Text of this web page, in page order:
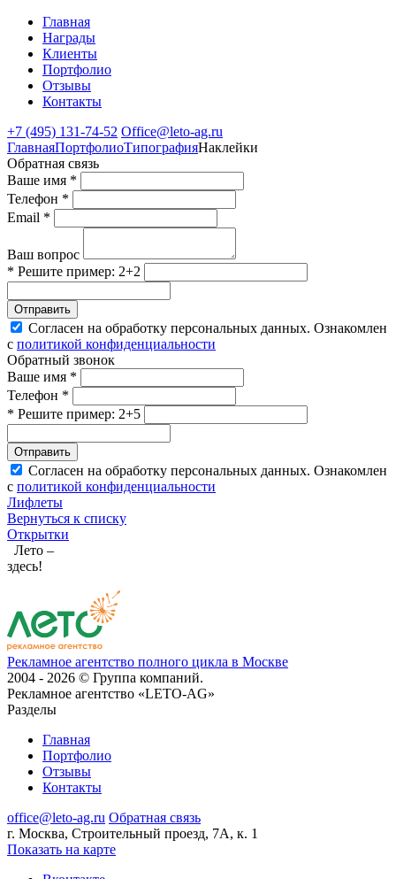
Главная
Награды
Клиенты
Портфолио
Отзывы
Контакты
+7 (495) 131-74-52 Office@leto-ag.ru
ГлавнаяПортфолиоТипографияНаклейки
Обратная связь
Ваше имя *
Телефон *
Email *
Ваш вопрос
* Решите пример: 2+2
Отправить
Согласен на обработку персональных данных. Ознакомлен
с политикой конфиденциальности
Обратный звонок
Ваше имя *
Телефон *
* Решите пример: 2+5
Отправить
Согласен на обработку персональных данных. Ознакомлен
с политикой конфиденциальности
Лифлеты
Вернуться к списку
Открытки
Лето –
здесь!
Рекламное агентство полного цикла в Москве
2004 - 2026 © Группа компаний.
Рекламное агентство «LETO-AG»
Разделы
Главная
Портфолио
Отзывы
Контакты
office@leto-ag.ru Обратная связь
г. Москва, Строительный проезд, 7А, к. 1
Показать на карте